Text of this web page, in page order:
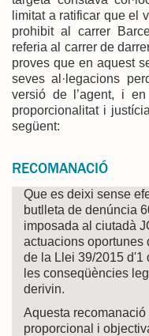
limitat a ratificar que el
prohibit al carrer
referia al carrer de
proves que en aquest
seves al·legacions
versió de l’agent, i en
proporcionalitat i
següent:
RECOMANACIÓ
Que es deixi sense
butlleta de denúncia
imposada al ciutadà
actuacions oportunes
de la Llei 39/2015 d'1
les conseqüències
derivin.
Aquesta
proporcional i